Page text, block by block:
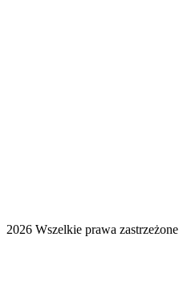
2026 Wszelkie prawa zastrzeżone